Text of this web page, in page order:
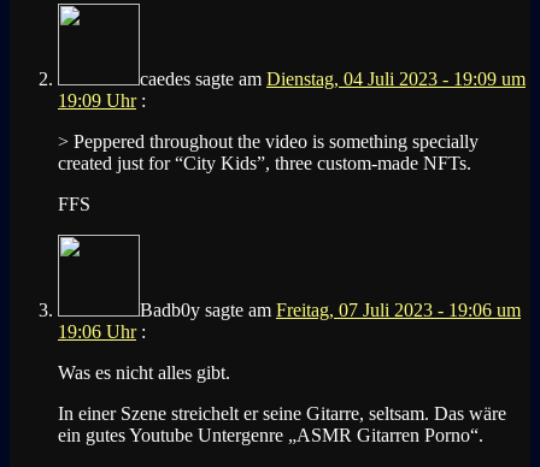
caedes sagte am Dienstag, 04 Juli 2023 - 19:09 um
19:09 Uhr :
> Peppered throughout the video is something specially
created just for “City Kids”, three custom-made NFTs.
FFS
Badb0y sagte am Freitag, 07 Juli 2023 - 19:06 um
19:06 Uhr :
Was es nicht alles gibt.
In einer Szene streichelt er seine Gitarre, seltsam. Das wäre
ein gutes Youtube Untergenre „ASMR Gitarren Porno“.